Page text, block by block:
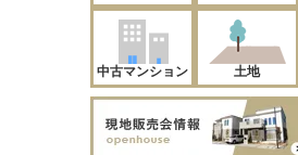
中古マンション 土地